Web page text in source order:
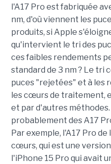
l'A17 Pro est fabriquée
nm, d'où viennent les
produits, si Apple
qu'intervient le tri des
ces faibles rendements
standard de 3 nm ? Le tri
puces "rejetées" et à les
les cœurs de traitement,
et par d'autres
probablement des A17
Par exemple, l'A17 Pro de
cœurs, qui est une
l'iPhone 15 Pro qui avait